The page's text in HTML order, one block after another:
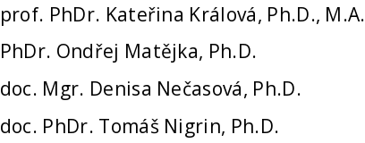
prof. PhDr. Kateřina Králová, Ph.D., M.A.
PhDr. Ondřej Matějka, Ph.D.
doc. Mgr. Denisa Nečasová, Ph.D.
doc. PhDr. Tomáš Nigrin, Ph.D.